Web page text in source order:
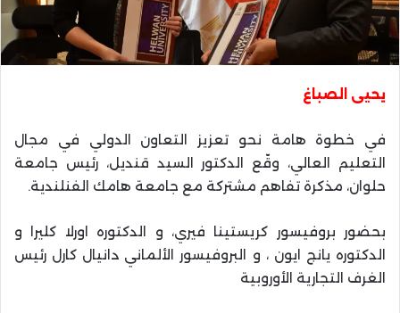
يحيى الصباغ
في خطوة هامة نحو تعزيز التعاون الدولي في مجال
التعليم العالي، وقّع الدكتور السيد قنديل، رئيس جامعة
حلوان، مذكرة تفاهم مشتركة مع جامعة هامك الفنلندية.
بحضور بروفيسور كريستينا فيري، و الدكتوره اورلا كليرا و
الدكتوره يانج ايون ، و البروفيسور الألماني دانيال كارل رئيس
الغرف التجارية الأوروبية